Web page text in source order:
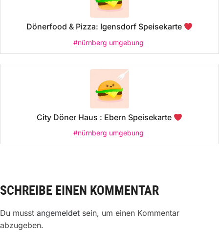
Dönerfood & Pizza: Igensdorf Speisekarte
#nürnberg umgebung
City Döner Haus : Ebern Speisekarte
#nürnberg umgebung
SCHREIBE EINEN KOMMENTAR
Du musst angemeldet sein, um einen Kommentar
abzugeben.